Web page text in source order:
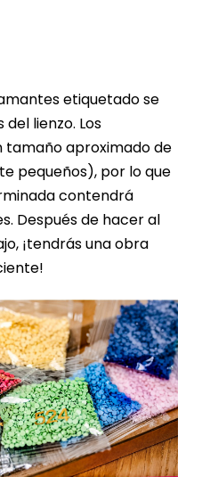
etiquetado se
lienzo. Los
tamaño aproximado de
pequeños), por lo que
contendrá
Después de hacer al
¡tendrás una obra